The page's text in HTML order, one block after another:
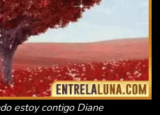
estoy contigo Diane